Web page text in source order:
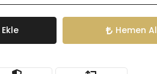
Hemen Al